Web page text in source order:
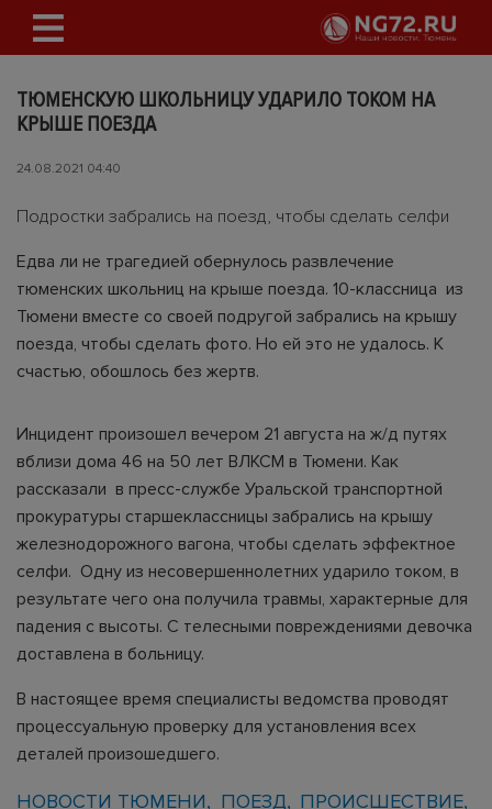
ТЮМЕНСКУЮ ШКОЛЬНИЦУ УДАРИЛО ТОКОМ НА
КРЫШЕ ПОЕЗДА
24.08.2021 04:40
Подростки забрались на поезд, чтобы сделать селфи
Едва ли не трагедией обернулось развлечение
тюменских школьниц на крыше поезда. 10-классница из
Тюмени вместе со своей подругой забрались на крышу
поезда, чтобы сделать фото. Но ей это не удалось. К
счастью, обошлось без жертв.
Инцидент произошел вечером 21 августа на ж/д путях
вблизи дома 46 на 50 лет ВЛКСМ в Тюмени. Как
рассказали в пресс-службе Уральской транспортной
прокуратуры старшеклассницы забрались на крышу
железнодорожного вагона, чтобы сделать эффектное
селфи. Одну из несовершеннолетних ударило током, в
результате чего она получила травмы, характерные для
падения с высоты. С телесными повреждениями девочка
доставлена в больницу.
В настоящее время специалисты ведомства проводят
процессуальную проверку для установления всех
деталей произошедшего.
НОВОСТИ ТЮМЕНИ ПОЕЗД
ПРОИСШЕСТВИЕ